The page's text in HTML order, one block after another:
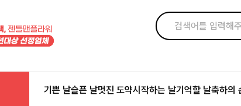
기쁜 날슬픈 날멋진 도약시작하는 날기억할 날축하의